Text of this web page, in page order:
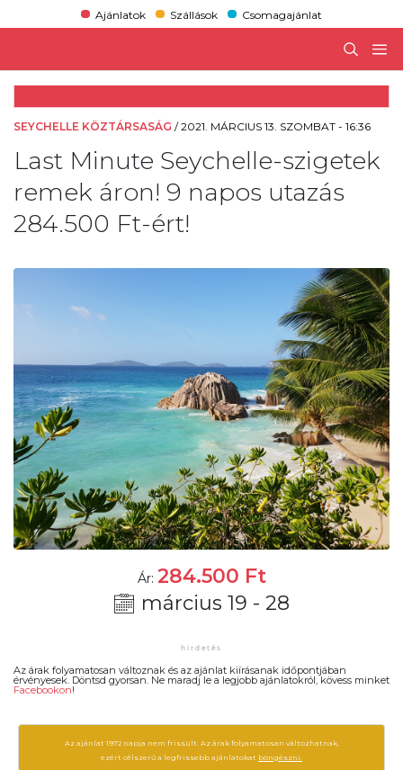
Ajánlatok Szállások Csomagajánlat
SEYCHELLE KÖZTÁRSASÁG /2021. MÁRCIUS 13. SZOMBAT - 16:36
Last Minute Seychelle-szigetek
remek áron! 9 napos utazás
284.500 Ft-ért!
Ár: 284.500 Ft
március 19 - 28
Az árak folyamatosan változnak és az ajánlat kiírásanak időpontjában
érvényesek. Döntsd gyorsan. Ne maradj le a legjobb ajánlatokról, kövess minket
Facebookon!
Az ajánlat 1972 napja nem frissült. Az árak folyamatosan változhatnak,
ezért célszerű a legfrissebb ajánlatokat böngészni.